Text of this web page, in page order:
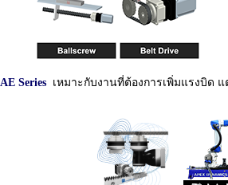
AE Series เหมาะกับงานที่ต้องการเพิ่มแรงบิด